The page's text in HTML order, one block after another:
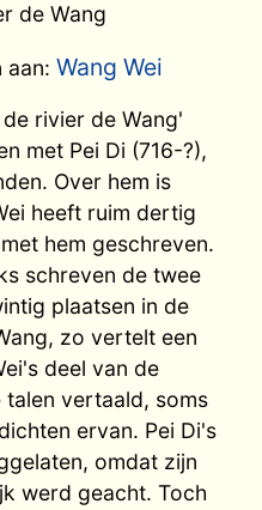
de Wang
aan: Wang Wei
rivier de Wang'
met Pei Di (716-?),
Over hem is
heeft ruim dertig
hem geschreven.
schreven de twee
plaatsen in de
zo vertelt een
deel van de
talen vertaald, soms
ervan. Pei Di's
omdat zijn
werd geacht. Toch